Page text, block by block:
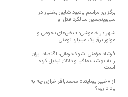
برگزاری مراسم یادبود شاپور بختیار در
سی‌وپنجمین سالگرد قتل او
شهر در خاموشی؛ قبض‌های نجومی و
موتور برق یک میلیارد تومانی
فرشاد مؤمنی: شوک‌درمانی، اقتصاد ایران
را به بهشت مافیا و دلالان تبدیل کرده
است
از «خیبر یونایتد» محمدباقر خرازی چه به
یاد داریم؟